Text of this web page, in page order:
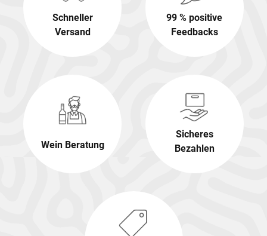
Schneller
Versand
99 % positive
Feedbacks
Wein Beratung
Sicheres
Bezahlen